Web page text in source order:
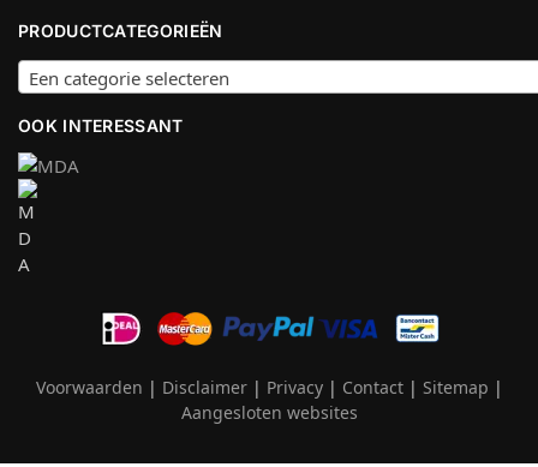
PRODUCTCATEGORIEËN
Een categorie selecteren
OOK INTERESSANT
Voorwaarden | Disclaimer| Privacy| Contact| Sitemap |
Aangesloten websites